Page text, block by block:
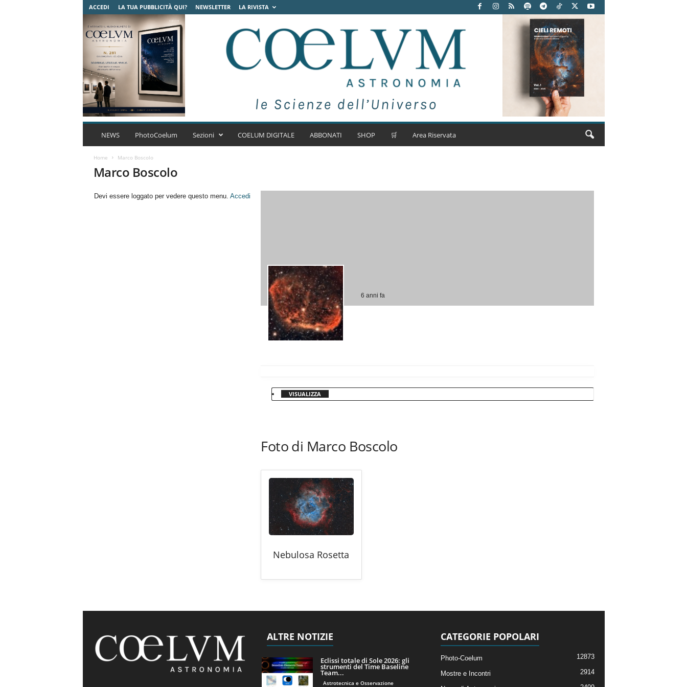
ACCEDI LA TUA PUBBLICITÀ QUI? NEWSLETTER LA RIVISTA
C
s
NEWS PhotoCoelum Sezioni COELUM DIGITALE ABBONATI SHOP 🛒 Area Riservata
Home Marco Boscolo
Marco Boscolo
Devi essere loggato per vedere questo menu. Accedi
6 anni fa
VISUALIZZA
Foto di Marco Boscolo
Nebulosa Rosetta
ALTRE NOTIZIE
Eclissi totale di Sole 2026: gli
strumenti del Time Baseline
Team...
Astrotecnica e Osservazione
CATEGORIE POPOLARI
Photo-Coelum 12873
Mostre e Incontri 2914